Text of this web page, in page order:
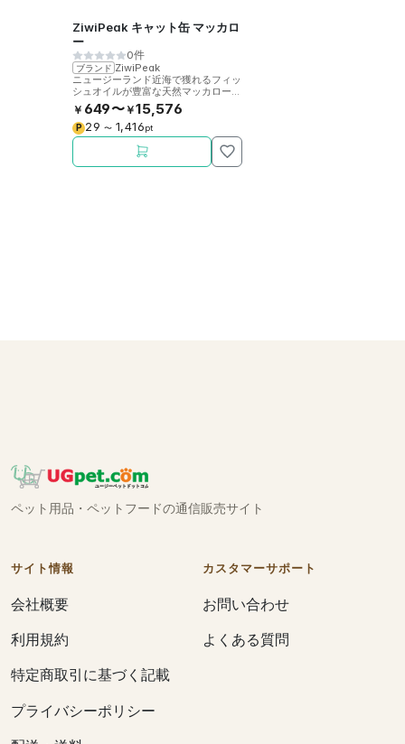
ZiwiPeak キャット缶 マッカロ
ー
0件
ブランド ZiwiPeak
ニュージーランド近海で獲れるフィッ
シュオイルが豊富な天然マッカロー
(サバ)を贅沢に使用したZiwiPeak社
製猫用缶詰です。
￥ 649〜￥15,576
P 29 〜 1,416pt
ペット用品・ペットフードの通信販売サイト
サイト情報
会社概要
利用規約
特定商取引に基づく記載
プライバシーポリシー
カスタマーサポート
お問い合わせ
よくある質問